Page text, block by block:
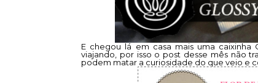
E chegou lá em casa mais uma caixinha
viajando, por isso o post desse mês não
podem matar a curiosidade do que veio e